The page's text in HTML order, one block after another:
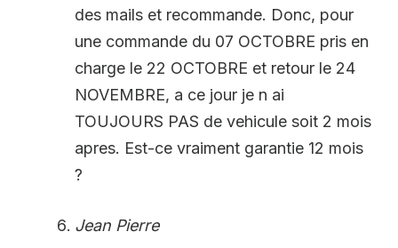
des mails et recommande. Donc, pour
une commande du 07 OCTOBRE pris en
charge le 22 OCTOBRE et retour le 24
NOVEMBRE, a ce jour je n ai
TOUJOURS PAS de vehicule soit 2 mois
apres. Est-ce vraiment garantie 12 mois
?
Jean Pierre